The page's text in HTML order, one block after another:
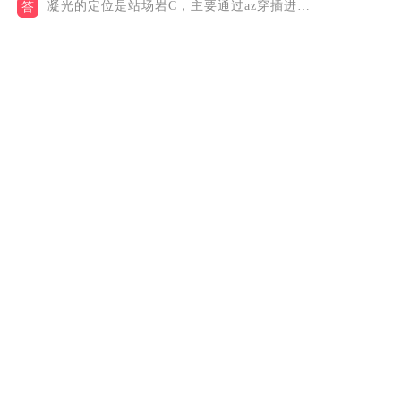
答 凝光的定位是站场岩C，主要通过az穿插进行输出。因为是法器角...